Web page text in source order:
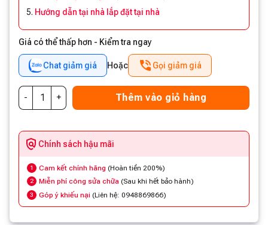
Hướng dẫn tại nhà lắp đặt tại nhà
Giá có thể thấp hơn - Kiểm tra ngay
Chat giảm giá Hoặc Gọi giảm giá
Thêm vào giỏ hàng
Chính sách hậu mãi
1 Cam kết chính hãng (Hoàn tiền 200%)
2 Miễn phí công sửa chữa (Sau khi hết bảo hành)
3 Góp ý khiếu nại (Liên hệ: 0948869866)